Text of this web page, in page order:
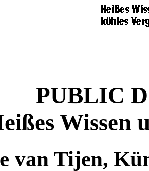
PUBLIC
Wissen
van Tijen,